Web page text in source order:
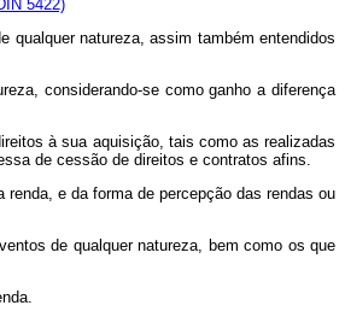
5422)
qualquer natureza, assim também entendidos
considerando-se como ganho a diferença
à sua aquisição, tais como as realizadas
de cessão de direitos e contratos afins.
e da forma de percepção das rendas ou
de qualquer natureza, bem como os que